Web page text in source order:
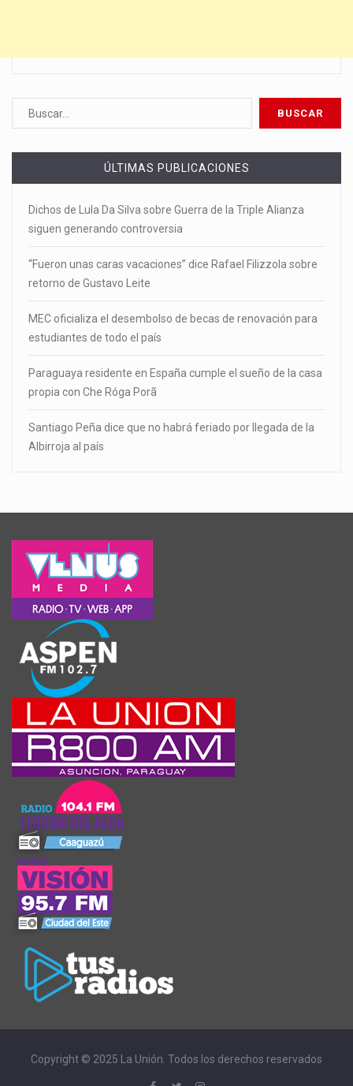
ÚLTIMAS PUBLICACIONES
Dichos de Lula Da Silva sobre Guerra de la Triple Alianza
siguen generando controversia
“Fueron unas caras vacaciones” dice Rafael Filizzola sobre
retorno de Gustavo Leite
MEC oficializa el desembolso de becas de renovación para
estudiantes de todo el país
Paraguaya residente en España cumple el sueño de la casa
propia con Che Róga Porã
Santiago Peña dice que no habrá feriado por llegada de la
Albirroja al país
Copyright © 2025 La Unión. Todos los derechos reservados